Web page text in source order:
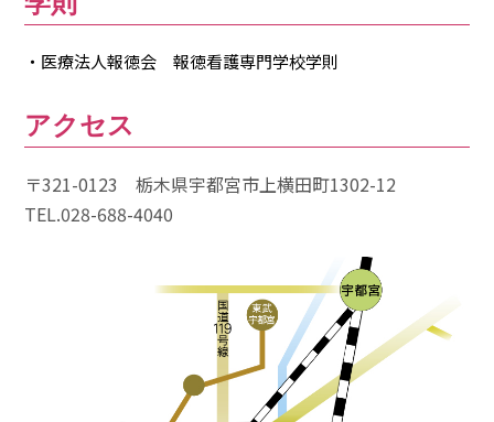
・医療法人報徳会 報徳看護専門学校学則
アクセス
〒321-0123 栃木県宇都宮市上横田町1302-12
TEL.028-688-4040